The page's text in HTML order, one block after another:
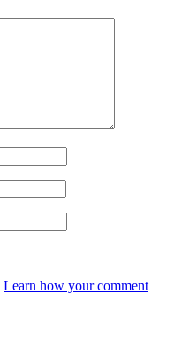
Learn how your comment